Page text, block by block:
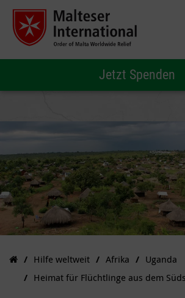
Jetzt Spenden
Hilfe weltweit Afrika
Uganda
Heimat für Flüchtlinge aus dem